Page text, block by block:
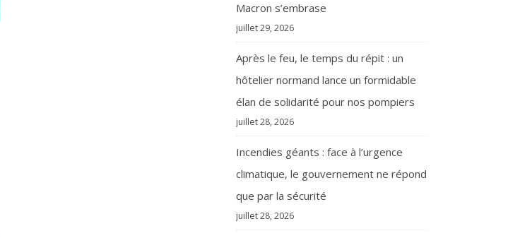
Macron s’embrase
juillet 29, 2026
Après le feu, le temps du répit : un
hôtelier normand lance un formidable
élan de solidarité pour nos pompiers
juillet 28, 2026
Incendies géants : face à l’urgence
climatique, le gouvernement ne répond
que par la sécurité
juillet 28, 2026